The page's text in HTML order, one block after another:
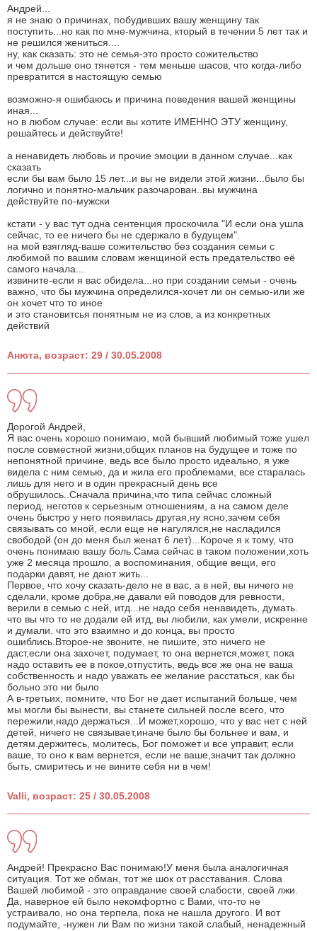
Андрей...
я не знаю о причинах, побудивших вашу женщину так
поступить...но как по мне-мужчина, кторый в течении 5 лет так и
не решился жениться....
ну, как сказать: это не семья-это просто сожительство
и чем дольше оно тянется - тем меньше шасов, что когда-либо
превратится в настоящую семью
возможно-я ошибаюсь и причина поведения вашей женщины
иная...
но в любом случае: если вы хотите ИМЕННО ЭТУ женщину,
решайтесь и действуйте!
а ненавидеть любовь и прочие эмоции в данном случае...как
сказать
если бы вам было 15 лет...и вы не видели этой жизни...было бы
логично и понятно-мальчик разочарован..вы мужчина
действуйте по-мужски
кстати - у вас тут одна сентенция проскочила "И если она ушла
сейчас, то ее ничего бы не сдержало в будущем".
на мой взягляд-ваше сожительство без создания семьи с
любимой по вашим словам женщиной есть предательство её
самого начала...
извините-если я вас обидела...но при создании семьи - очень
важно, что бы мужчина определился-хочет ли он семью-или же
он хочет что то иное
и это становитсья понятным не из слов, а из конкретных
действий
Анюта, возраст: 29 / 30.05.2008
Дорогой Андрей,
Я вас очень хорошо понимаю, мой бывший любимый тоже ушел
после совместной жизни,общих планов на будущее и тоже по
непонятной причине, ведь все было просто идеально, я уже
видела с ним семью, да и жила его проблемами, все старалась
лишь для него и в один прекрасный день все
обрушилось..Сначала причина,что типа сейчас сложный
период, неготов к серьезным отношениям, а на самом деле
очень быстро у него появилась другая,ну ясно,зачем себя
связывать со мной, если еще не нагулялся,не насладился
свободой (он до меня был женат 6 лет)...Короче я к тому, что
очень понимаю вашу боль.Сама сейчас в таком положении,хоть
уже 2 месяца прошло, а воспоминания, общие вещи, его
подарки давят, не дают жить...
Первое, что хочу сказать-дело не в вас, а в ней, вы ничего не
сделали, кроме добра,не давали ей поводов для ревности,
верили в семью с ней, итд...не надо себя ненавидеть, думать.
что вы что то не додали ей итд, вы любили, как умели, искренне
и думали. что это взаимно и до конца, вы просто
ошиблись.Второе-не звоните, не пишите, это ничего не
даст,если она захочет, подумает, то она вернется,может, пока
надо оставить ее в покое,отпустить, ведь все же она не ваша
собственность и надо уважать ее желание расстаться, как бы
больно это ни было.
А в-третьих, помните, что Бог не дает испытаний больше, чем
мы могли бы вынести, вы станете сильней после всего, что
пережили,надо держаться...И может,хорошо, что у вас нет с ней
детей, ничего не связывает,иначе было бы больнее и вам, и
детям.держитесь, молитесь, Бог поможет и все управит, если
ваше, то оно к вам вернется, если не ваше,значит так должно
быть, смиритесь и не вините себя ни в чем!
Valli, возраст: 25 / 30.05.2008
Андрей! Прекрасно Вас понимаю!У меня была аналогичная
ситуация. Тот же обман, тот же шок от расставания. Слова
Вашей любимой - это оправдание своей слабости, своей лжи.
Да, наверное ей было некомфортно с Вами, что-то не
устраивало, но она терпела, пока не нашла другого. И вот
подумайте, -нужен ли Вам по жизни такой слабый, ненадежный